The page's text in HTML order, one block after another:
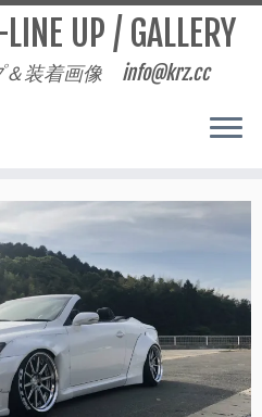
UP / GALLERY
装着画像 info@krz.cc